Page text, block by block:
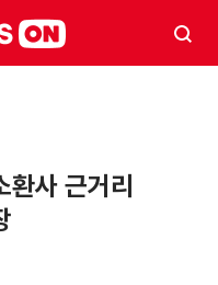
환사 근거리